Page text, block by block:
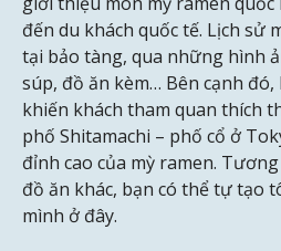
đến du khách quốc tế. Lịch sử
tại bảo tàng, qua những hình
súp, đồ ăn kèm… Bên cạnh
khiến khách tham quan thích
phố Shitamachi – phố cổ ở
đỉnh cao của mỳ ramen.
đồ ăn khác, bạn có thể tự tạo
mình ở đây.